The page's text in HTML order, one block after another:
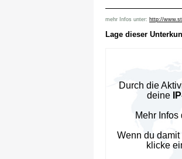
mehr Infos unter: http://
Lage dieser
Durch die
deine
Mehr
Wenn du
klicke